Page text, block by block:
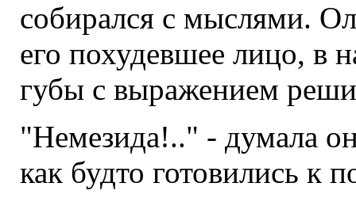
собирался с мыслями.
его похудевшее лицо, в
губы с выражением
"Немезида!.." - думала
как будто готовились к